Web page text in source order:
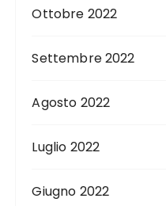
Ottobre 2022
Settembre 2022
Agosto 2022
Luglio 2022
Giugno 2022